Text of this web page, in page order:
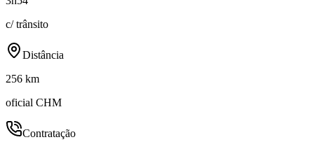
c/ trânsito
Distância
256 km
oficial CHM
Contratação